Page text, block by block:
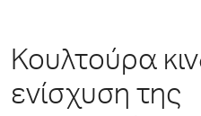
Κουλτούρα
ενίσχυση της